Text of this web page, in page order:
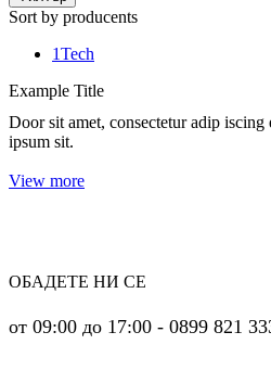
Sort by producents
1Tech
Example Title
Door sit amet, consectetur adip
ipsum sit.
View more
ОБАДЕТЕ НИ СЕ
от 09:00 до 17:00 - 0899 821